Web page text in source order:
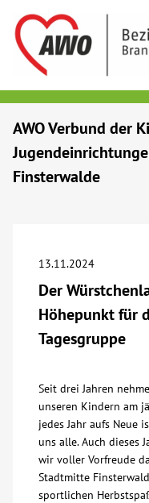
Senioren
Begegnung
Bildung
Über uns
Veranstaltungen
Spenden
AWO Verbund der
Finsterwalde
13.11.2024
Der
Höhepunkt für
Tagesgruppe
Seit drei Jahren
unseren Kindern am
jedes Jahr aufs Neue
uns alle. Auch dieses
wir voller Vorfreude
Stadtmitte
sportlichen